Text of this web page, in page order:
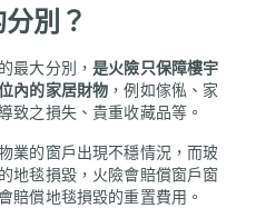
別？
最大分別，是火險只保障樓宇
內的家居財物 ，例如傢俬、家
致之損失、貴重收藏品等。
業的窗戶出現不穩情況，而玻
地毯損毀，火險會賠償窗戶窗
賠償地毯損毀的重置費用。